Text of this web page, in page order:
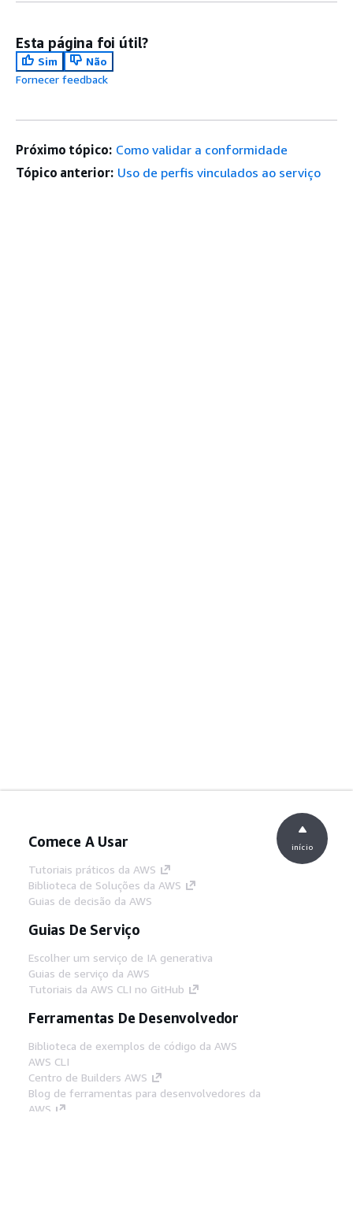
Esta página foi útil?
Sim
Não
Fornecer feedback
Próximo tópico: Como validar a conformidade
Tópico anterior: Uso de perfis vinculados ao serviço
Comece A Usar
Tutoriais práticos da AWS
Biblioteca de Soluções da AWS
Guias de decisão da AWS
Guias De Serviço
Escolher um serviço de IA generativa
Guias de serviço da AWS
Tutoriais da AWS CLI no GitHub
Ferramentas De Desenvolvedor
Biblioteca de exemplos de código da AWS
AWS CLI
Centro de Builders AWS
Blog de ferramentas para desenvolvedores da
AWS
início